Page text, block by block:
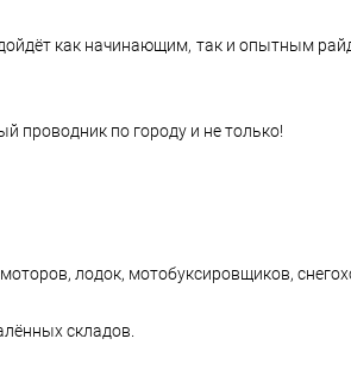
как начинающим, так и опытным
проводник по городу и не только!
лодок, мотобуксировщиков,
складов.